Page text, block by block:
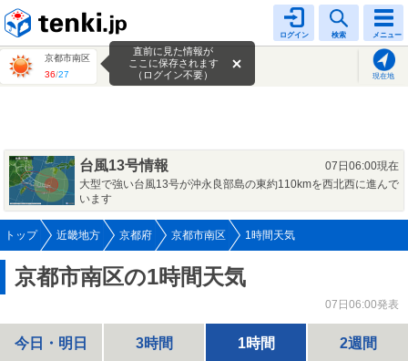
ログイン 検索 メニュー
京都市南区
36/27 現在地
直前に見た情報が
ここに保存されます
（ログイン不要）
台風13号情報
07日06:00現在
大型で強い台風13号が沖永良部島の東約110kmを西北西に進んで
います
トップ 近畿地方 京都府 京都市南区 1時間天気
京都市南区の1時間天気
07日06:00発表
今日・明日 3時間 1時間 2週間